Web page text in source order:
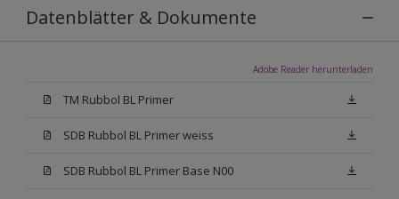
Datenblätter & Dokumente
Adobe Reader herunterladen
TM Rubbol BL Primer
SDB Rubbol BL Primer weiss
SDB Rubbol BL Primer Base N00